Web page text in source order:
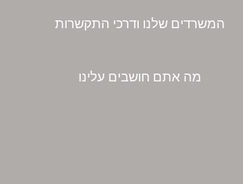
המשרדים שלנו ודרכי התקשרות
מה אתם חושבים עלינו